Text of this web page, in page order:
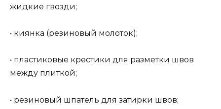
жидкие гвозди;
• киянка (резиновый молоток);
• пластиковые крестики для разметки швов
между плиткой;
• резиновый шпатель для затирки швов;